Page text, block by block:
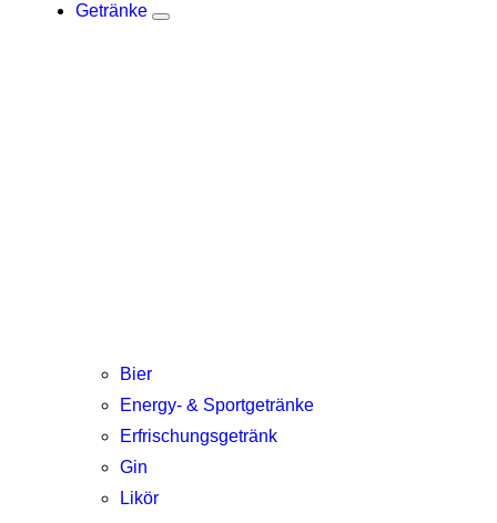
Getränke
Bier
Energy- & Sportgetränke
Erfrischungsgetränk
Gin
Likör